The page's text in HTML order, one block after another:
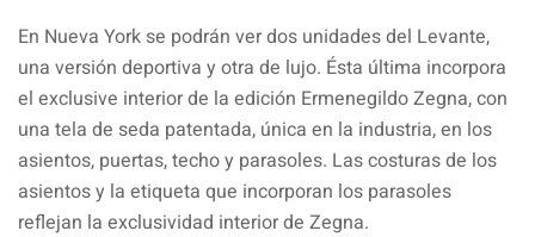
En Nueva York se podrán ver dos unidades del Levante,
una versión deportiva y otra de lujo. Ésta última incorpora
el exclusive interior de la edición Ermenegildo Zegna, con
una tela de seda patentada, única en la industria, en los
asientos, puertas, techo y parasoles. Las costuras de los
asientos y la etiqueta que incorporan los parasoles
reflejan la exclusividad interior de Zegna.